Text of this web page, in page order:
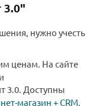
3.0"
нужно учесть
ценам. На сайте
3.0. Доступны
магазин + CRM.